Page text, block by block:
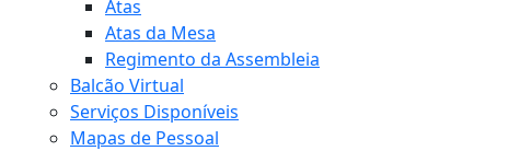
Atas
Atas da Mesa
Regimento da Assembleia
Balcão Virtual
Serviços Disponíveis
Mapas de Pessoal